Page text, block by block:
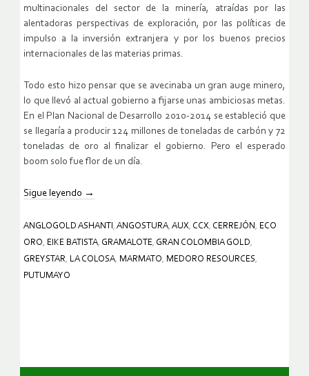
multinacionales del sector de la minería, atraídas por las
alentadoras perspectivas de exploración, por las políticas de
impulso a la inversión extranjera y por los buenos precios
internacionales de las materias primas.
Todo esto hizo pensar que se avecinaba un gran auge minero,
lo que llevó al actual gobierno a fijarse unas ambiciosas metas.
En el Plan Nacional de Desarrollo 2010-2014 se estableció que
se llegaría a producir 124 millones de toneladas de carbón y 72
toneladas de oro al finalizar el gobierno. Pero el esperado
boom solo fue flor de un día.
Sigue leyendo →
ANGLOGOLD ASHANTI , ANGOSTURA, AUX, CCX, CERREJÓN , ECO
ORO, EIKE BATISTA, GRAMALOTE, GRAN COLOMBIA GOLD,
GREYSTAR, LA COLOSA, MARMATO, MEDORO RESOURCES,
PUTUMAYO